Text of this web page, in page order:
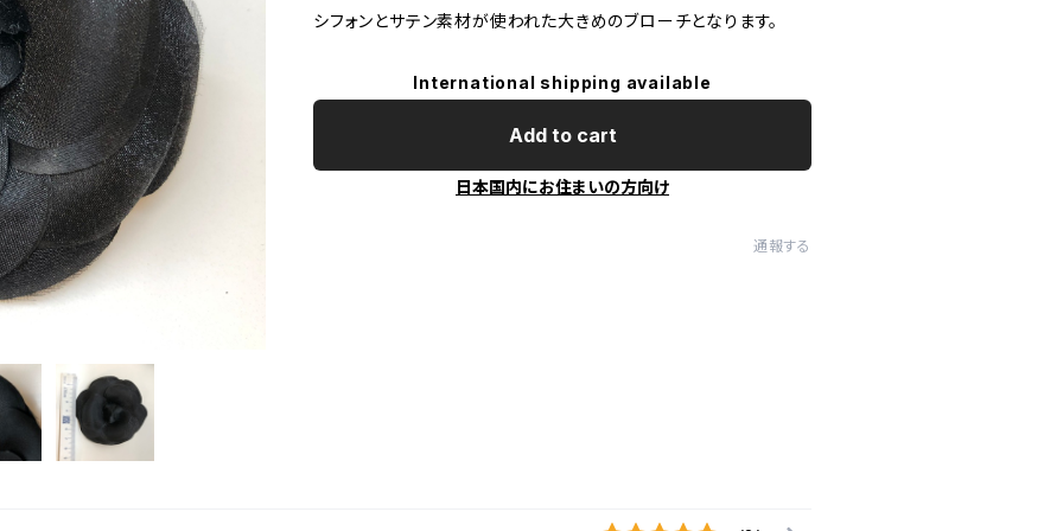
シフォンとサテン素材が使われた大きめのブローチとなります。
International shipping available
Add to cart
日本国内にお住まいの方向け
通報する